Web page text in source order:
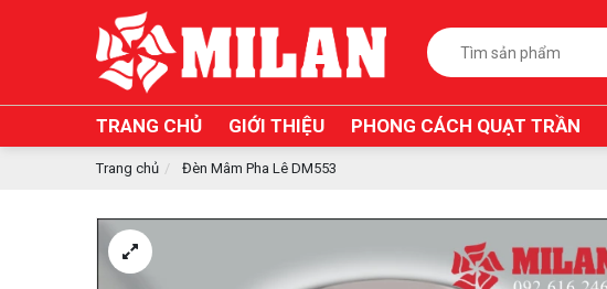
TRANG CHỦ GIỚI THIỆU PHONG CÁCH QUẠT TRẦN
Trang chủ Đèn Mâm Pha Lê DM553